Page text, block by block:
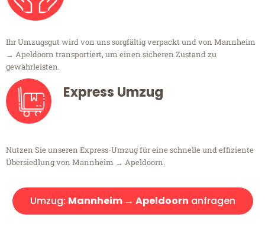
Ihr Umzugsgut wird von uns sorgfältig verpackt und von Mannheim
→ Apeldoorn transportiert, um einen sicheren Zustand zu
gewährleisten.
Express Umzug
Nutzen Sie unseren Express-Umzug für eine schnelle und effiziente
Übersiedlung von Mannheim → Apeldoorn.
Umzug: Mannheim → Apeldoorn anfragen